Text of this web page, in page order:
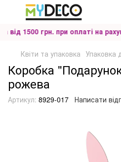
1500 грн. при оплаті на
Квіти та упаковка Упаковка
Коробка
рожева
Артикул: 8929-017 Написати